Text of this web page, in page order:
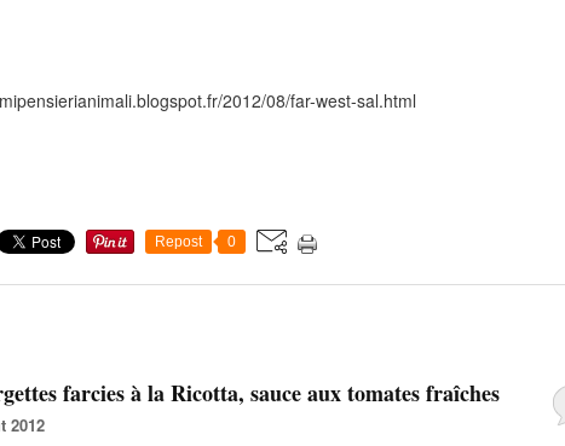
2012/08/far-west-sal.html
Repost 0
farcies à la Ricotta, sauce aux tomates fraîches
2012